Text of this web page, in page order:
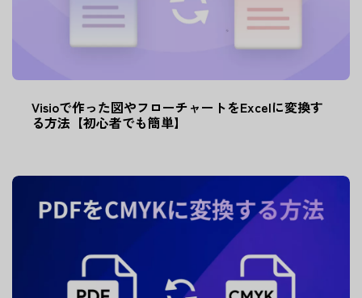
Visioで作った図やフローチャートをExcelに変換す
る方法【初心者でも簡単】